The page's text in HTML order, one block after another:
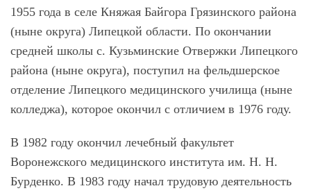
1955 года в селе Княжая Байгора Грязинского района
(ныне округа) Липецкой области. По окончании
средней школы с. Кузьминские Отвержки Липецкого
района (ныне округа), поступил на фельдшерское
отделение Липецкого медицинского училища (ныне
колледжа), которое окончил с отличием в 1976 году.
В 1982 году окончил лечебный факультет
Воронежского медицинского института им. Н. Н.
Бурденко. В 1983 году начал трудовую деятельность